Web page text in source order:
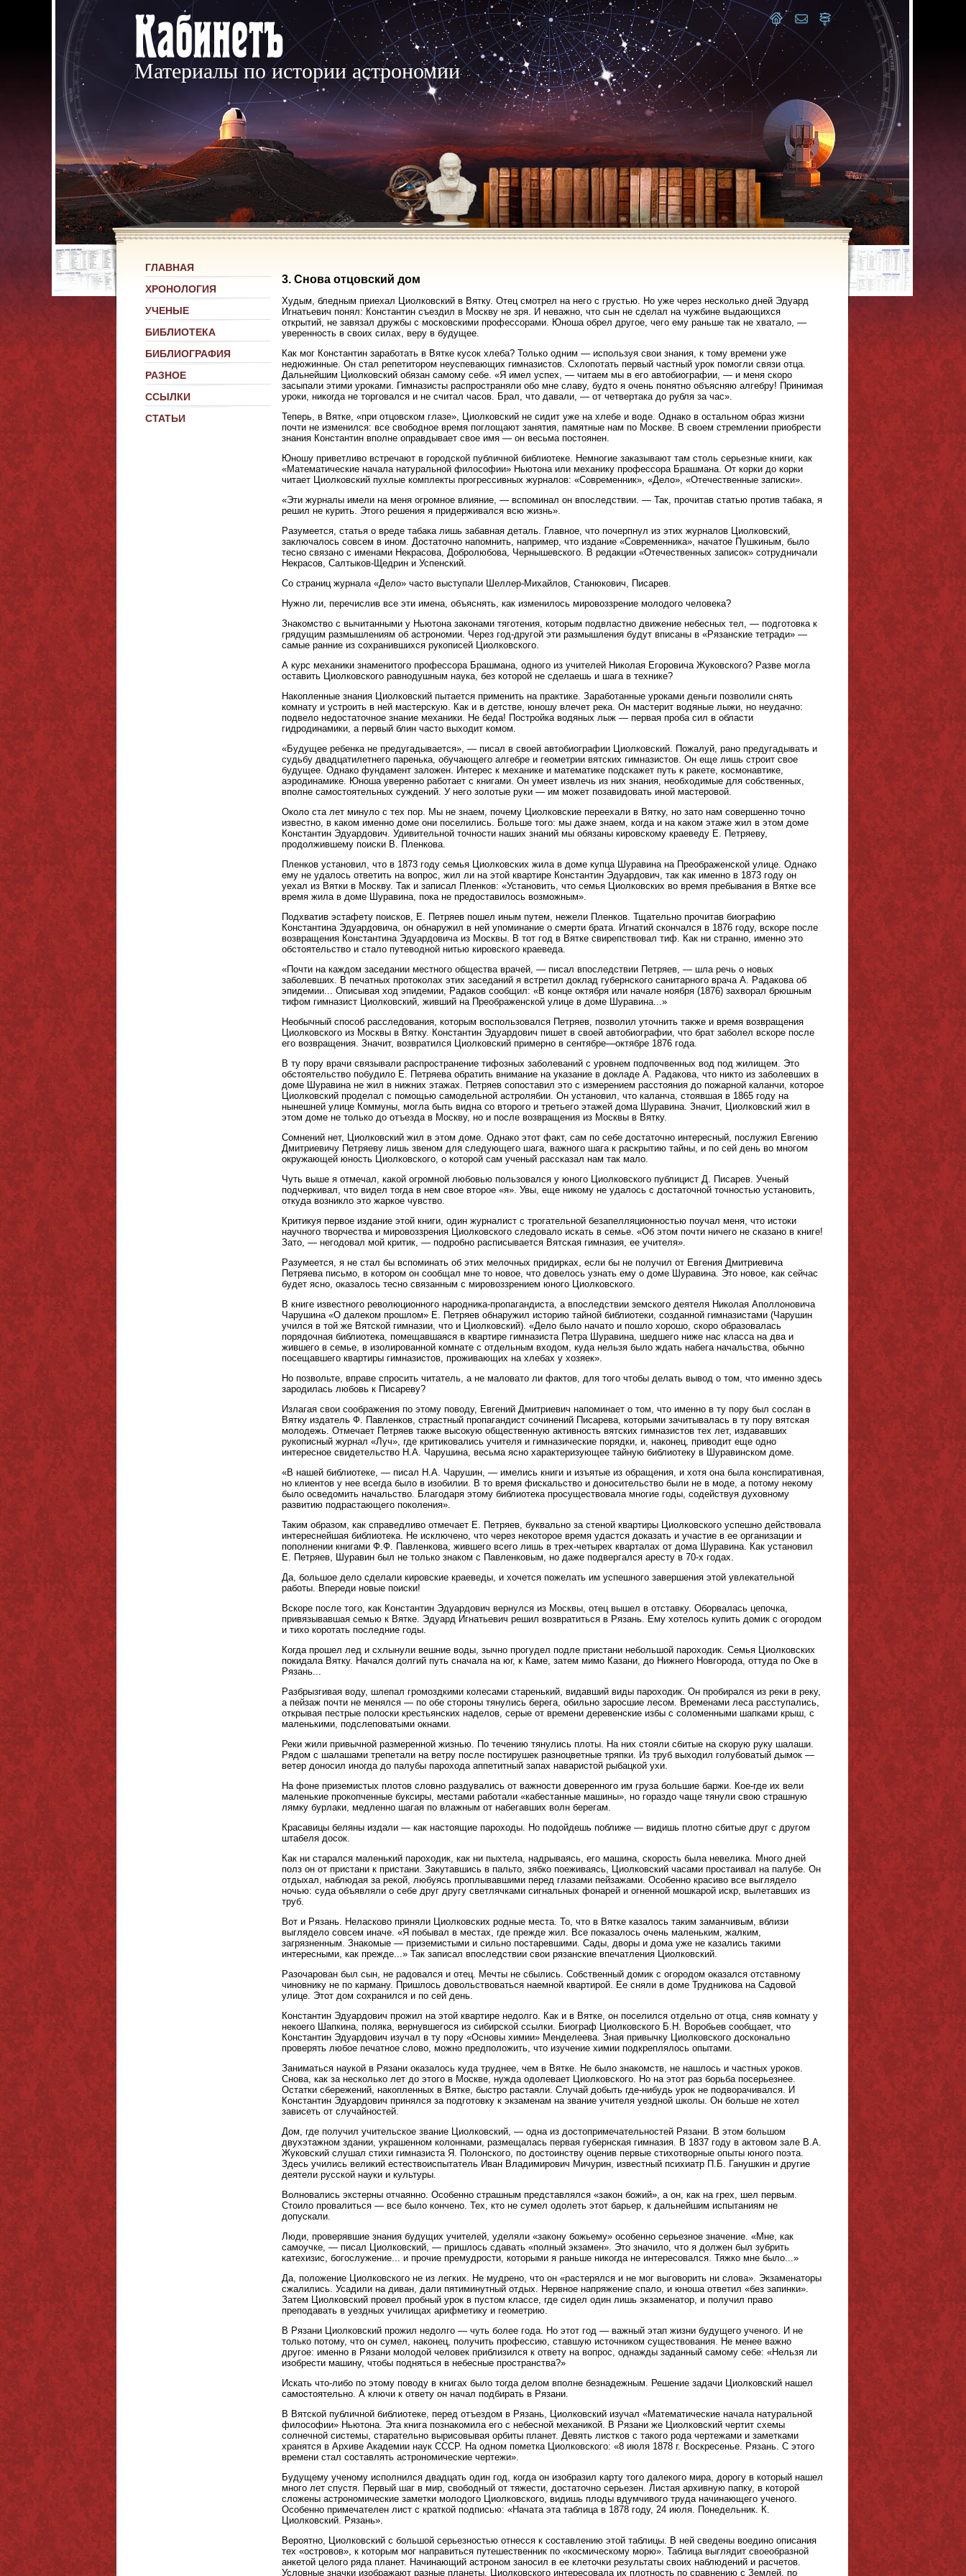
Материалы по истории астрономии
ГЛАВНАЯ
ХРОНОЛОГИЯ
УЧЕНЫЕ
БИБЛИОТЕКА
БИБЛИОГРАФИЯ
РАЗНОЕ
ССЫЛКИ
СТАТЬИ
3. Снова отцовский дом
Худым, бледным приехал Циолковский в Вятку. Отец смотрел на него с грустью. Но уже через несколько дней Эдуард
Игнатьевич понял: Константин съездил в Москву не зря. И неважно, что сын не сделал на чужбине выдающихся
открытий, не завязал дружбы с московскими профессорами. Юноша обрел другое, чего ему раньше так не хватало, —
уверенность в своих силах, веру в будущее.
Как мог Константин заработать в Вятке кусок хлеба? Только одним — используя свои знания, к тому времени уже
недюжинные. Он стал репетитором неуспевающих гимназистов. Схлопотать первый частный урок помогли связи отца.
Дальнейшим Циолковский обязан самому себе. «Я имел успех, — читаем мы в его автобиографии, — и меня скоро
засыпали этими уроками. Гимназисты распространяли обо мне славу, будто я очень понятно объясняю алгебру! Принимая
уроки, никогда не торговался и не считал часов. Брал, что давали, — от четвертака до рубля за час».
Теперь, в Вятке, «при отцовском глазе», Циолковский не сидит уже на хлебе и воде. Однако в остальном образ жизни
почти не изменился: все свободное время поглощают занятия, памятные нам по Москве. В своем стремлении приобрести
знания Константин вполне оправдывает свое имя — он весьма постоянен.
Юношу приветливо встречают в городской публичной библиотеке. Немногие заказывают там столь серьезные книги, как
«Математические начала натуральной философии» Ньютона или механику профессора Брашмана. От корки до корки
читает Циолковский пухлые комплекты прогрессивных журналов: «Современник», «Дело», «Отечественные записки».
«Эти журналы имели на меня огромное влияние, — вспоминал он впоследствии. — Так, прочитав статью против табака, я
решил не курить. Этого решения я придерживался всю жизнь».
Разумеется, статья о вреде табака лишь забавная деталь. Главное, что почерпнул из этих журналов Циолковский,
заключалось совсем в ином. Достаточно напомнить, например, что издание «Современника», начатое Пушкиным, было
тесно связано с именами Некрасова, Добролюбова, Чернышевского. В редакции «Отечественных записок» сотрудничали
Некрасов, Салтыков-Щедрин и Успенский.
Со страниц журнала «Дело» часто выступали Шеллер-Михайлов, Станюкович, Писарев.
Нужно ли, перечислив все эти имена, объяснять, как изменилось мировоззрение молодого человека?
Знакомство с вычитанными у Ньютона законами тяготения, которым подвластно движение небесных тел, — подготовка к
грядущим размышлениям об астрономии. Через год-другой эти размышления будут вписаны в «Рязанские тетради» —
самые ранние из сохранившихся рукописей Циолковского.
А курс механики знаменитого профессора Брашмана, одного из учителей Николая Егоровича Жуковского? Разве могла
оставить Циолковского равнодушным наука, без которой не сделаешь и шага в технике?
Накопленные знания Циолковский пытается применить на практике. Заработанные уроками деньги позволили снять
комнату и устроить в ней мастерскую. Как и в детстве, юношу влечет река. Он мастерит водяные лыжи, но неудачно:
подвело недостаточное знание механики. Не беда! Постройка водяных лыж — первая проба сил в области
гидродинамики, а первый блин часто выходит комом.
«Будущее ребенка не предугадывается», — писал в своей автобиографии Циолковский. Пожалуй, рано предугадывать и
судьбу двадцатилетнего паренька, обучающего алгебре и геометрии вятских гимназистов. Он еще лишь строит свое
будущее. Однако фундамент заложен. Интерес к механике и математике подскажет путь к ракете, космонавтике,
аэродинамике. Юноша уверенно работает с книгами. Он умеет извлечь из них знания, необходимые для собственных,
вполне самостоятельных суждений. У него золотые руки — им может позавидовать иной мастеровой.
Около ста лет минуло с тех пор. Мы не знаем, почему Циолковские переехали в Вятку, но зато нам совершенно точно
известно, в каком именно доме они поселились. Больше того: мы даже знаем, когда и на каком этаже жил в этом доме
Константин Эдуардович. Удивительной точности наших знаний мы обязаны кировскому краеведу Е. Петряеву,
продолжившему поиски В. Пленкова.
Пленков установил, что в 1873 году семья Циолковских жила в доме купца Шуравина на Преображенской улице. Однако
ему не удалось ответить на вопрос, жил ли на этой квартире Константин Эдуардович, так как именно в 1873 году он
уехал из Вятки в Москву. Так и записал Пленков: «Установить, что семья Циолковских во время пребывания в Вятке все
время жила в доме Шуравина, пока не предоставилось возможным».
Подхватив эстафету поисков, Е. Петряев пошел иным путем, нежели Пленков. Тщательно прочитав биографию
Константина Эдуардовича, он обнаружил в ней упоминание о смерти брата. Игнатий скончался в 1876 году, вскоре после
возвращения Константина Эдуардовича из Москвы. В тот год в Вятке свирепствовал тиф. Как ни странно, именно это
обстоятельство и стало путеводной нитью кировского краеведа.
«Почти на каждом заседании местного общества врачей, — писал впоследствии Петряев, — шла речь о новых
заболевших. В печатных протоколах этих заседаний я встретил доклад губернского санитарного врача А. Радакова об
эпидемии... Описывая ход эпидемии, Радаков сообщил: «В конце октября или начале ноября (1876) захворал брюшным
тифом гимназист Циолковский, живший на Преображенской улице в доме Шуравина...»
Необычный способ расследования, которым воспользовался Петряев, позволил уточнить также и время возвращения
Циолковского из Москвы в Вятку. Константин Эдуардович пишет в своей автобиографии, что брат заболел вскоре после
его возвращения. Значит, возвратился Циолковский примерно в сентябре—октябре 1876 года.
В ту пору врачи связывали распространение тифозных заболеваний с уровнем подпочвенных вод под жилищем. Это
обстоятельство побудило Е. Петряева обратить внимание на указание в докладе А. Радакова, что никто из заболевших в
доме Шуравина не жил в нижних этажах. Петряев сопоставил это с измерением расстояния до пожарной каланчи, которое
Циолковский проделал с помощью самодельной астролябии. Он установил, что каланча, стоявшая в 1865 году на
нынешней улице Коммуны, могла быть видна со второго и третьего этажей дома Шуравина. Значит, Циолковский жил в
этом доме не только до отъезда в Москву, но и после возвращения из Москвы в Вятку.
Сомнений нет, Циолковский жил в этом доме. Однако этот факт, сам по себе достаточно интересный, послужил Евгению
Дмитриевичу Петряеву лишь звеном для следующего шага, важного шага к раскрытию тайны, и по сей день во многом
окружающей юность Циолковского, о которой сам ученый рассказал нам так мало.
Чуть выше я отмечал, какой огромной любовью пользовался у юного Циолковского публицист Д. Писарев. Ученый
подчеркивал, что видел тогда в нем свое второе «я». Увы, еще никому не удалось с достаточной точностью установить,
откуда возникло это жаркое чувство.
Критикуя первое издание этой книги, один журналист с трогательной безапелляционностью поучал меня, что истоки
научного творчества и мировоззрения Циолковского следовало искать в семье. «Об этом почти ничего не сказано в книге!
Зато, — негодовал мой критик, — подробно расписывается Вятская гимназия, ее учителя».
Разумеется, я не стал бы вспоминать об этих мелочных придирках, если бы не получил от Евгения Дмитриевича
Петряева письмо, в котором он сообщал мне то новое, что довелось узнать ему о доме Шуравина. Это новое, как сейчас
будет ясно, оказалось тесно связанным с мировоззрением юного Циолковского.
В книге известного революционного народника-пропагандиста, а впоследствии земского деятеля Николая Аполлоновича
Чарушина «О далеком прошлом» Е. Петряев обнаружил историю тайной библиотеки, созданной гимназистами (Чарушин
учился в той же Вятской гимназии, что и Циолковский). «Дело было начато и пошло хорошо, скоро образовалась
порядочная библиотека, помещавшаяся в квартире гимназиста Петра Шуравина, шедшего ниже нас класса на два и
жившего в семье, в изолированной комнате с отдельным входом, куда нельзя было ждать набега начальства, обычно
посещавшего квартиры гимназистов, проживающих на хлебах у хозяек».
Но позвольте, вправе спросить читатель, а не маловато ли фактов, для того чтобы делать вывод о том, что именно здесь
зародилась любовь к Писареву?
Излагая свои соображения по этому поводу, Евгений Дмитриевич напоминает о том, что именно в ту пору был сослан в
Вятку издатель Ф. Павленков, страстный пропагандист сочинений Писарева, которыми зачитывалась в ту пору вятская
молодежь. Отмечает Петряев также высокую общественную активность вятских гимназистов тех лет, издававших
рукописный журнал «Луч», где критиковались учителя и гимназические порядки, и, наконец, приводит еще одно
интересное свидетельство Н.А. Чарушина, весьма ясно характеризующее тайную библиотеку в Шуравинском доме.
«В нашей библиотеке, — писал Н.А. Чарушин, — имелись книги и изъятые из обращения, и хотя она была конспиративная,
но клиентов у нее всегда было в изобилии. В то время фискальство и доносительство были не в моде, а потому некому
было осведомить начальство. Благодаря этому библиотека просуществовала многие годы, содействуя духовному
развитию подрастающего поколения».
Таким образом, как справедливо отмечает Е. Петряев, буквально за стеной квартиры Циолковского успешно действовала
интереснейшая библиотека. Не исключено, что через некоторое время удастся доказать и участие в ее организации и
пополнении книгами Ф.Ф. Павленкова, жившего всего лишь в трех-четырех кварталах от дома Шуравина. Как установил
Е. Петряев, Шуравин был не только знаком с Павленковым, но даже подвергался аресту в 70-х годах.
Да, большое дело сделали кировские краеведы, и хочется пожелать им успешного завершения этой увлекательной
работы. Впереди новые поиски!
Вскоре после того, как Константин Эдуардович вернулся из Москвы, отец вышел в отставку. Оборвалась цепочка,
привязывавшая семью к Вятке. Эдуард Игнатьевич решил возвратиться в Рязань. Ему хотелось купить домик с огородом
и тихо коротать последние годы.
Когда прошел лед и схлынули вешние воды, зычно прогудел подле пристани небольшой пароходик. Семья Циолковских
покидала Вятку. Начался долгий путь сначала на юг, к Каме, затем мимо Казани, до Нижнего Новгорода, оттуда по Оке в
Рязань...
Разбрызгивая воду, шлепал громоздкими колесами старенький, видавший виды пароходик. Он пробирался из реки в реку,
а пейзаж почти не менялся — по обе стороны тянулись берега, обильно заросшие лесом. Временами леса расступались,
открывая пестрые полоски крестьянских наделов, серые от времени деревенские избы с соломенными шапками крыш, с
маленькими, подслеповатыми окнами.
Реки жили привычной размеренной жизнью. По течению тянулись плоты. На них стояли сбитые на скорую руку шалаши.
Рядом с шалашами трепетали на ветру после постирушек разноцветные тряпки. Из труб выходил голубоватый дымок —
ветер доносил иногда до палубы парохода аппетитный запах наваристой рыбацкой ухи.
На фоне приземистых плотов словно раздувались от важности доверенного им груза большие баржи. Кое-где их вели
маленькие прокопченные буксиры, местами работали «кабестанные машины», но гораздо чаще тянули свою страшную
лямку бурлаки, медленно шагая по влажным от набегавших волн берегам.
Красавицы беляны издали — как настоящие пароходы. Но подойдешь поближе — видишь плотно сбитые друг с другом
штабеля досок.
Как ни старался маленький пароходик, как ни пыхтела, надрываясь, его машина, скорость была невелика. Много дней
полз он от пристани к пристани. Закутавшись в пальто, зябко поеживаясь, Циолковский часами простаивал на палубе. Он
отдыхал, наблюдая за рекой, любуясь проплывавшими перед глазами пейзажами. Особенно красиво все выглядело
ночью: суда объявляли о себе друг другу светлячками сигнальных фонарей и огненной мошкарой искр, вылетавших из
труб.
Вот и Рязань. Неласково приняли Циолковских родные места. То, что в Вятке казалось таким заманчивым, вблизи
выглядело совсем иначе. «Я побывал в местах, где прежде жил. Все показалось очень маленьким, жалким,
загрязненным. Знакомые — приземистыми и сильно постаревшими. Сады, дворы и дома уже не казались такими
интересными, как прежде...» Так записал впоследствии свои рязанские впечатления Циолковский.
Разочарован был сын, не радовался и отец. Мечты не сбылись. Собственный домик с огородом оказался отставному
чиновнику не по карману. Пришлось довольствоваться наемной квартирой. Ее сняли в доме Трудникова на Садовой
улице. Этот дом сохранился и по сей день.
Константин Эдуардович прожил на этой квартире недолго. Как и в Вятке, он поселился отдельно от отца, сняв комнату у
некоего Шапкина, поляка, вернувшегося из сибирской ссылки. Биограф Циолковского Б.Н. Воробьев сообщает, что
Константин Эдуардович изучал в ту пору «Основы химии» Менделеева. Зная привычку Циолковского досконально
проверять любое печатное слово, можно предположить, что изучение химии подкреплялось опытами.
Заниматься наукой в Рязани оказалось куда труднее, чем в Вятке. Не было знакомств, не нашлось и частных уроков.
Снова, как за несколько лет до этого в Москве, нужда одолевает Циолковского. Но на этот раз борьба посерьезнее.
Остатки сбережений, накопленных в Вятке, быстро растаяли. Случай добыть где-нибудь урок не подворачивался. И
Константин Эдуардович принялся за подготовку к экзаменам на звание учителя уездной школы. Он больше не хотел
зависеть от случайностей.
Дом, где получил учительское звание Циолковский, — одна из достопримечательностей Рязани. В этом большом
двухэтажном здании, украшенном колоннами, размещалась первая губернская гимназия. В 1837 году в актовом зале В.А.
Жуковский слушал стихи гимназиста Я. Полонского, по достоинству оценив первые стихотворные опыты юного поэта.
Здесь учились великий естествоиспытатель Иван Владимирович Мичурин, известный психиатр П.Б. Ганушкин и другие
деятели русской науки и культуры.
Волновались экстерны отчаянно. Особенно страшным представлялся «закон божий», а он, как на грех, шел первым.
Стоило провалиться — все было кончено. Тех, кто не сумел одолеть этот барьер, к дальнейшим испытаниям не
допускали.
Люди, проверявшие знания будущих учителей, уделяли «закону божьему» особенно серьезное значение. «Мне, как
самоучке, — писал Циолковский, — пришлось сдавать «полный экзамен». Это значило, что я должен был зубрить
катехизис, богослужение... и прочие премудрости, которыми я раньше никогда не интересовался. Тяжко мне было...»
Да, положение Циолковского не из легких. Не мудрено, что он «растерялся и не мог выговорить ни слова». Экзаменаторы
сжалились. Усадили на диван, дали пятиминутный отдых. Нервное напряжение спало, и юноша ответил «без запинки».
Затем Циолковский провел пробный урок в пустом классе, где сидел один лишь экзаменатор, и получил право
преподавать в уездных училищах арифметику и геометрию.
В Рязани Циолковский прожил недолго — чуть более года. Но этот год — важный этап жизни будущего ученого. И не
только потому, что он сумел, наконец, получить профессию, ставшую источником существования. Не менее важно
другое: именно в Рязани молодой человек приблизился к ответу на вопрос, однажды заданный самому себе: «Нельзя ли
изобрести машину, чтобы подняться в небесные пространства?»
Искать что-либо по этому поводу в книгах было тогда делом вполне безнадежным. Решение задачи Циолковский нашел
самостоятельно. А ключи к ответу он начал подбирать в Рязани.
В Вятской публичной библиотеке, перед отъездом в Рязань, Циолковский изучал «Математические начала натуральной
философии» Ньютона. Эта книга познакомила его с небесной механикой. В Рязани же Циолковский чертит схемы
солнечной системы, старательно вырисовывая орбиты планет. Девять листков с такого рода чертежами и заметками
хранятся в Архиве Академии наук СССР. На одном пометка Циолковского: «8 июля 1878 г. Воскресенье. Рязань. С этого
времени стал составлять астрономические чертежи».
Будущему ученому исполнился двадцать один год, когда он изобразил карту того далекого мира, дорогу в который нашел
много лет спустя. Первый шаг в мир, свободный от тяжести, достаточно серьезен. Листая архивную папку, в которой
сложены астрономические заметки молодого Циолковского, видишь плоды вдумчивого труда начинающего ученого.
Особенно примечателен лист с краткой подписью: «Начата эта таблица в 1878 году, 24 июля. Понедельник. К.
Циолковский. Рязань».
Вероятно, Циолковский с большой серьезностью отнесся к составлению этой таблицы. В ней сведены воедино описания
тех «островов», к которым мог направиться путешественник по «космическому морю». Таблица выглядит своеобразной
анкетой целого ряда планет. Начинающий астроном заносил в ее клеточки результаты своих наблюдений и расчетов.
Условные значки изображают разные планеты. Циолковского интересовала их плотность по сравнению с Землей, по